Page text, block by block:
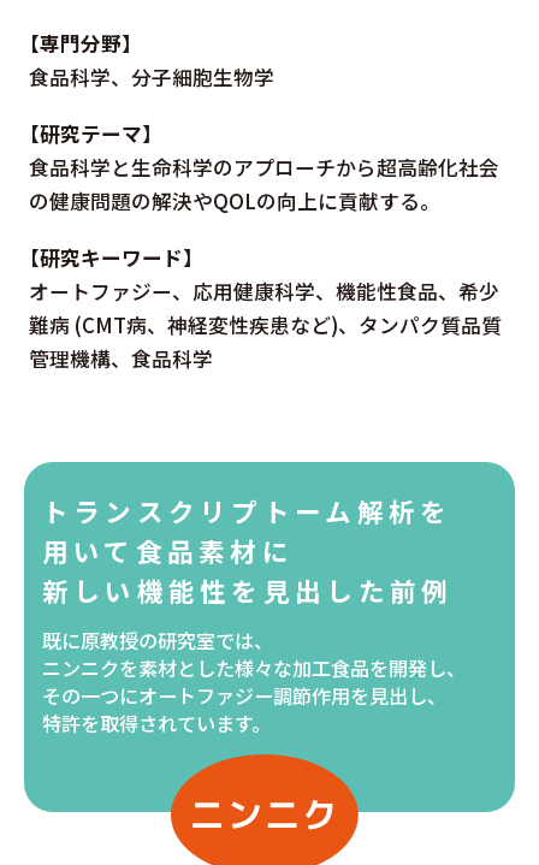
【専門分野】
食品科学、分子細胞生物学
【研究テーマ】
食品科学と生命科学のアプローチから超高齢化社会
の健康問題の解決やQOLの向上に貢献する。
【研究キーワード】
オートファジー、応用健康科学、機能性食品、希少
難病 (CMT病、神経変性疾患など)、タンパク質品質
管理機構、食品科学
トランスクリプトーム解析を
用いて 食品素材に
新しい機能性を見出した前例
既に原教授の研究室では、
ニンニクを素材とした様々な加工食品を開発し、
その一つにオートファジー調節作用を見出し、
特許を取得されています。